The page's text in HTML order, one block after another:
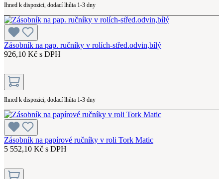
Ihned k dispozici, dodací lhůta 1-3 dny
Zásobník na pap. ručníky v rolích-střed.odvin,bílý
926,10 Kč s DPH
Ihned k dispozici, dodací lhůta 1-3 dny
Zásobník na papírové ručníky v roli Tork Matic
5 552,10 Kč s DPH